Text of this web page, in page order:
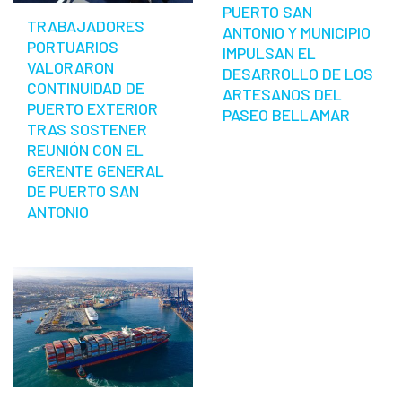
TRABAJADORES
PORTUARIOS
VALORARON
CONTINUIDAD DE
PUERTO EXTERIOR
TRAS SOSTENER
REUNIÓN CON EL
GERENTE GENERAL
DE PUERTO SAN
ANTONIO
PUERTO SAN
ANTONIO Y MUNICIPIO
IMPULSAN EL
DESARROLLO DE LOS
ARTESANOS DEL
PASEO BELLAMAR